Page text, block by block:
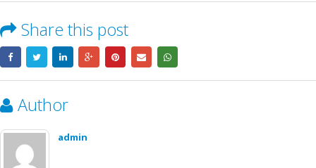
Share this post
Author
admin